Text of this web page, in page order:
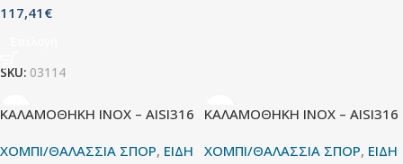
117,41 €
SKU: 03114
ΚΑΛΑΜΟΘΗΚΗ ΙΝΟΧ – AISI316
ΧΟΜΠΙ/ΘΑΛΑΣΣΙΑ ΣΠΟΡ, ΕΙΔΗ
ΚΑΛΑΜΟΘΗΚΗ ΙΝΟΧ – AISI316
ΧΟΜΠΙ/ΘΑΛΑΣΣΙΑ ΣΠΟΡ, ΕΙΔΗ